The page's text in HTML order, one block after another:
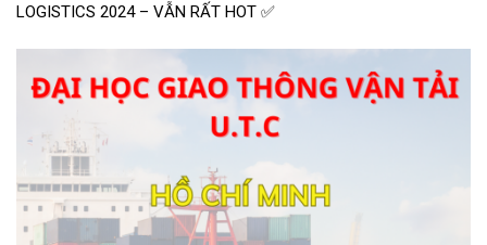
LOGISTICS 2024 – VẪN RẤT HOT ✅